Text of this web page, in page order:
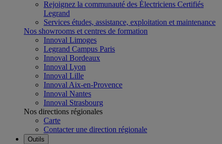
Rejoignez la communauté des Électriciens Certifiés
Legrand
Services études, assistance, exploitation et maintenance
Nos showrooms et centres de formation
Innoval Limoges
Legrand Campus Paris
Innoval Bordeaux
Innoval Lyon
Innoval Lille
Innoval Aix-en-Provence
Innoval Nantes
Innoval Strasbourg
Nos directions régionales
Carte
Contacter une direction régionale
Outils